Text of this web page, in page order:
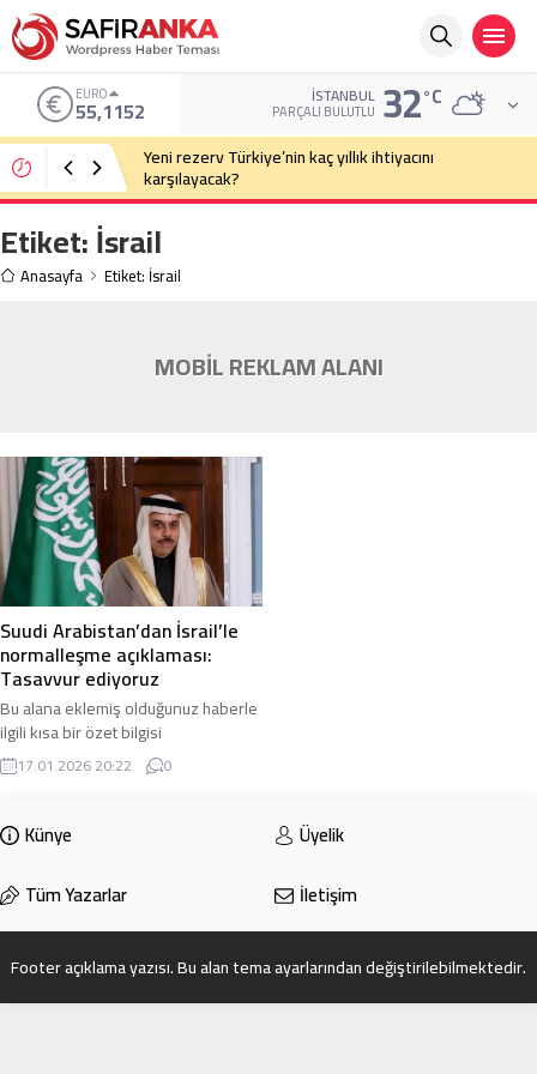
EURO
55,1152 İSTANBUL
PARÇALI BULUTLU 32°C
Yeni rezerv Türkiye’nin kaç yıllık ihtiyacını
karşılayacak?
Etiket:İsrail
Anasayfa Etiket: İsrail
MOBİL REKLAM ALANI
Suudi Arabistan’dan İsrail’le
normalleşme açıklaması:
Tasavvur ediyoruz
Bu alana eklemiş olduğunuz haberle
ilgili kısa bir özet bilgisi
ekleyebilirsiniz. Bu metin yazı
düzenleme sayfasında “Özet”
eklenmişse başlık altında kalın
olarak bu şekilde gösterilir,
17.01.2026 20:22 0
Künye
Üyelik
Tüm Yazarlar
İletişim
Footer açıklama yazısı. Bu alan tema ayarlarından değiştirilebilmektedir.